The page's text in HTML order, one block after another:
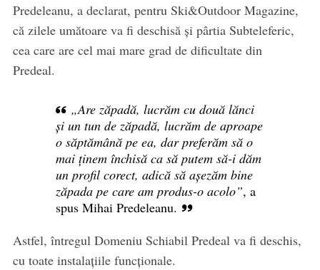
Predeleanu, a declarat, pentru Ski&Outdoor Magazine,
că zilele umătoare va fi deschisă și pârtia Subteleferic,
cea care are cel mai mare grad de dificultate din
Predeal.
„Are zăpadă, lucrăm cu două lănci
și un tun de zăpadă, lucrăm de aproape
o săptămână pe ea, dar preferăm să o
mai ținem închisă ca să putem să-i dăm
un profil corect, adică să așezăm bine
zăpada pe care am produs-o acolo”, a
spus Mihai Predeleanu.
Astfel, întregul Domeniu Schiabil Predeal va fi deschis,
cu toate instalațiile funcționale.